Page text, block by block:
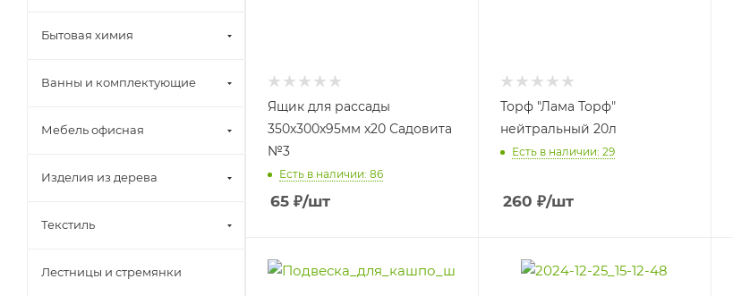
Ящик для рассады
350х300х95мм х20 Садовита
№3
Есть в наличии: 86
65 ₽/шт
Торф "Лама Торф"
нейтральный 20л
Есть в наличии: 29
260 ₽/шт
Бытовая химия
Ванны и комплектующие
Мебель офисная
Изделия из дерева
Текстиль
Лестницы и стремянки